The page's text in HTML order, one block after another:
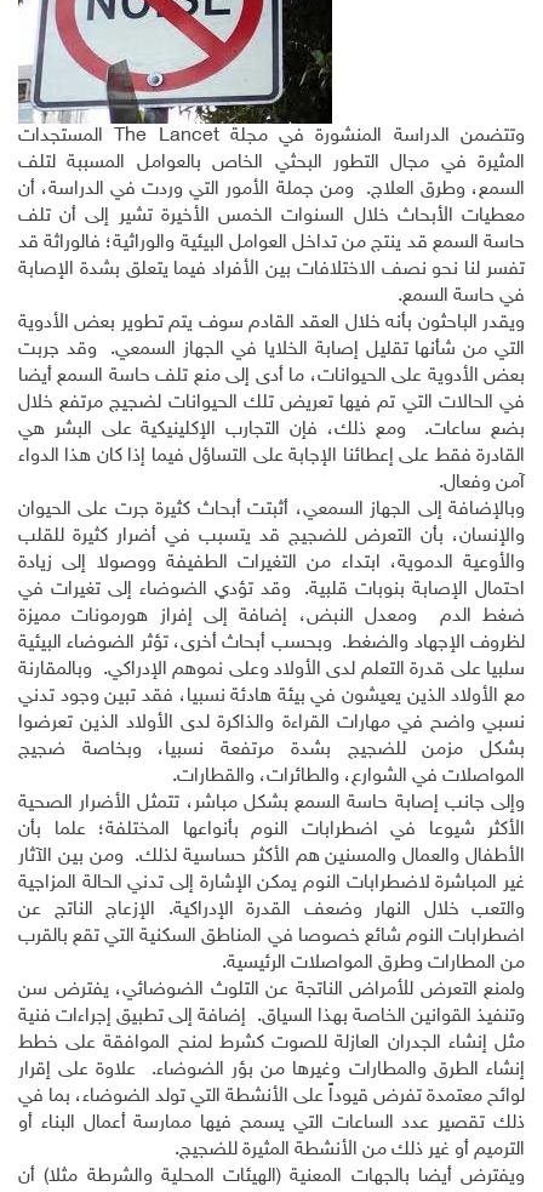
وتتضمن الدراسة المنشورة في مجلةThe Lancetالمستجدات
المثيرة في مجال التطور البحثي الخاص بالعوامل المسببة لتلف
السمع، وطرق العلاج. ومن جملة الأمور التي وردت في الدراسة، أن
معطيات الأبحاث خلال السنوات الخمس الأخيرة تشير إلى أن تلف
حاسة السمع قد ينتج من تداخل العوامل البيئية والوراثية؛ فالوراثة قد
تفسر لنا نحو نصف الاختلافات بين الأفراد فيما يتعلق بشدة الإصابة
في حاسة السمع.
ويقدر الباحثون بأنه خلال العقد القادم سوف يتم تطوير بعض الأدوية
التي من شأنها تقليل إصابة الخلايا في الجهاز السمعي. وقد جربت
بعض الأدوية على الحيوانات، ما أدى إلى منع تلف حاسة السمع أيضا
في الحالات التي تم فيها تعريض تلك الحيوانات لضجيج مرتفع خلال
بضع ساعات. ومع ذلك، فإن التجارب الإكلينيكية على البشر هي
القادرة فقط على إعطائنا الإجابة على التساؤل فيما إذا كان هذا الدواء
آمن وفعال.
وبالإضافة إلى الجهاز السمعي، أثبتت أبحاث كثيرة جرت على الحيوان
والإنسان، بأن التعرض للضجيج قد يتسبب في أضرار كثيرة للقلب
والأوعية الدموية، ابتداء من التغيرات الطفيفة ووصولا إلى زيادة
احتمال الإصابة بنوبات قلبية. وقد تؤدي الضوضاء إلى تغيرات في
ضغط الدم ومعدل النبض، إضافة إلى إفراز هورمونات مميزة
لظروف الإجهاد والضغط. وبحسب أبحاث أخرى، تؤثر الضوضاء البيئية
سلبيا على قدرة التعلم لدى الأولاد وعلى نموهم الإدراكي. وبالمقارنة
مع الأولاد الذين يعيشون في بيئة هادئة نسبيا، فقد تبين وجود تدني
نسبي واضح في مهارات القراءة والذاكرة لدى الأولاد الذين تعرضوا
بشكل مزمن للضجيج بشدة مرتفعة نسبيا، وبخاصة ضجيج
المواصلات في الشوارع، والطائرات، والقطارات.
وإلى جانب إصابة حاسة السمع بشكل مباشر، تتمثل الأضرار الصحية
الأكثر شيوعا في اضطرابات النوم بأنواعها المختلفة؛ علما بأن
الأطفال والعمال والمسنين هم الأكثر حساسية لذلك. ومن بين الآثار
غير المباشرة لاضطرابات النوم يمكن الإشارة إلى تدني الحالة المزاجية
والتعب خلال النهار وضعف القدرة الإدراكية. الإزعاج الناتج عن
اضطرابات النوم شائع خصوصا في المناطق السكنية التي تقع بالقرب
من المطارات وطرق المواصلات الرئيسية.
ولمنع التعرض للأمراض الناتجة عن التلوث الضوضائي، يفترض سن
وتنفيذ القوانين الخاصة بهذا السياق. إضافة إلى تطبيق إجراءات فنية
مثل إنشاء الجدران العازلة للصوت كشرط لمنح الموافقة على خطط
إنشاء الطرق والمطارات وغيرها من بؤر الضوضاء. علاوة على إقرار
لوائح معتمدة تفرض قيوداً على الأنشطة التي تولد الضوضاء، بما في
ذلك تقصير عدد الساعات التي يسمح فيها ممارسة أعمال البناء أو
الترميم أو غير ذلك من الأنشطة المثيرة للضجيج.
ويفترض أيضا بالجهات المعنية (الهيئات المحلية والشرطة مثلا) أن